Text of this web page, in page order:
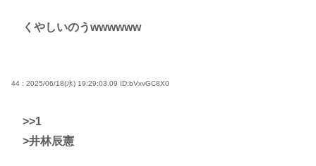
くやしいのうwwwwww
44 : 2025/06/18(水) 19:29:03.09 ID:bVxvGC8X0
>>1
>井林辰憲